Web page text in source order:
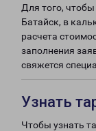
Для того,
Батайск, в
расчета
заполнения
свяжется
Узнать
Чтобы узнать